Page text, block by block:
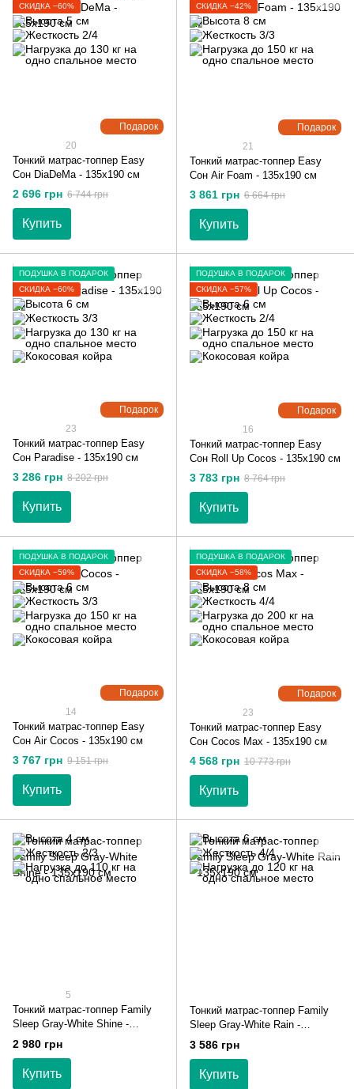
Подарок
СКИДКА −60%
20
Тонкий матрас-топпер Easy
Сон DiaDeMa - 135х190 см
2 696 грн 6 744 грн
Купить
Подарок
СКИДКА −42%
21
Тонкий матрас-топпер Easy
Сон Air Foam - 135х190 см
3 861 грн 6 664 грн
Купить
Подарок
ПОДУШКА В ПОДАРОК
СКИДКА −60%
23
Тонкий матрас-топпер Easy
Сон Paradise - 135х190 см
3 286 грн 8 202 грн
Купить
Подарок
ПОДУШКА В ПОДАРОК
СКИДКА −57%
16
Тонкий матрас-топпер Easy
Сон Roll Up Cocos - 135х190 см
3 783 грн 8 764 грн
Купить
Подарок
ПОДУШКА В ПОДАРОК
СКИДКА −59%
14
Тонкий матрас-топпер Easy
Сон Air Cocos - 135х190 см
3 767 грн 9 151 грн
Купить
Подарок
ПОДУШКА В ПОДАРОК
СКИДКА −58%
23
Тонкий матрас-топпер Easy
Сон Cocos Max - 135х190 см
4 568 грн 10 773 грн
Купить
5
Тонкий матрас-топпер Family
Sleep Gray-White Shine -
135х190 см
2 980 грн
Купить
Тонкий матрас-топпер Family
Sleep Gray-White Rain -
135х190 см
3 586 грн
Купить